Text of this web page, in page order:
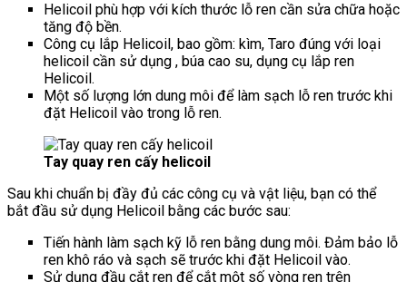
Helicoil phù hợp với kích thước lỗ ren cần sửa chữa hoặc
tăng độ bền.
Công cụ lắp Helicoil, bao gồm: kìm, Taro đúng với loại
helicoil cần sử dụng , búa cao su, dụng cụ lắp ren
Helicoil.
Một số lượng lớn dung môi để làm sạch lỗ ren trước khi
đặt Helicoil vào trong lỗ ren.
Tay quay ren cấy helicoil
Sau khi chuẩn bị đầy đủ các công cụ và vật liệu, bạn có thể
bắt đầu sử dụng Helicoil bằng các bước sau:
Tiến hành làm sạch kỹ lỗ ren bằng dung môi. Đảm bảo lỗ
ren khô ráo và sạch sẽ trước khi đặt Helicoil vào.
Sử dụng đầu cắt ren để cắt một số vòng ren trên